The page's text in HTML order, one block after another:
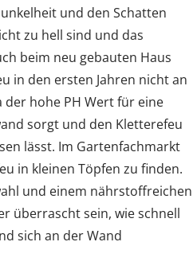
und den Schatten
zu hell sind und das
beim neu gebauten Haus
in den ersten Jahren nicht an
hohe PH Wert für eine
sorgt und den Kletterefeu
lässt. Im Gartenfachmarkt
in kleinen Töpfen zu finden.
und einem nährstoffreichen
überrascht sein, wie schnell
sich an der Wand